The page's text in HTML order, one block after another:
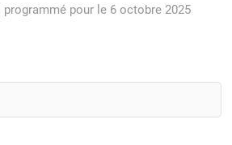
programmé pour le 6 octobre 2025